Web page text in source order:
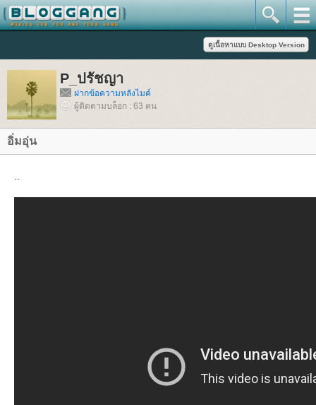
P_ปรัชญา
ฝากข้อความหลังไมค์
ผู้ติดตามบล็อก : 63 คน
อิ่มอุ่น